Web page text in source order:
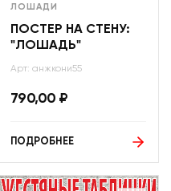
ЛОШАДИ
ПОСТЕР НА СТЕНУ:
"ЛОШАДЬ"
Арт: анжкони55
790,00 ₽
ПОДРОБНЕЕ